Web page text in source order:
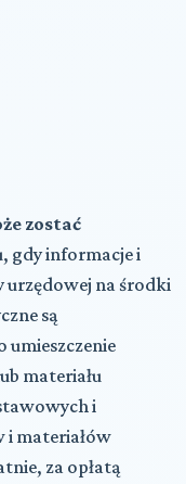
zostać
gdy informacje i
urzędowej na środki
są
umieszczenie
materiału
i
i materiałów
za opłatą